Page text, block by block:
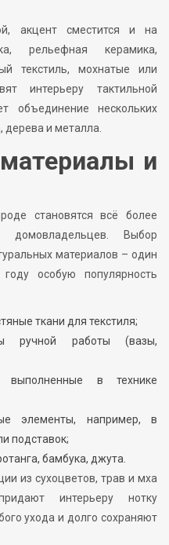
акцент сместится и на
рельефная керамика,
текстиль, мохнатые или
интерьеру тактильной
объединение нескольких
дерева и металла.
и
становятся всё более
Выбор
материалов – один
особую популярность
ткани для текстиля;
ручной работы (вазы,
выполненные в технике
элементы, например, в
подставок;
бамбука, джута.
из сухоцветов, трав и мха
интерьеру нотку
ухода и долго сохраняют